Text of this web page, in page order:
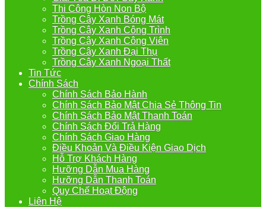
Thi Công Hòn Non Bộ
Trồng Cây Xanh Bóng Mát
Trồng Cây Xanh Công Trình
Trồng Cây Xanh Công Viên
Trồng Cây Xanh Đại Thụ
Trồng Cây Xanh Ngoại Thất
Tin Tức
Chính Sách
Chính Sách Bảo Hành
Chính Sách Bảo Mật Chia Sẻ Thông Tin
Chính Sách Bảo Mật Thanh Toán
Chính Sách Đổi Trả Hàng
Chính Sách Giao Hàng
Điều Khoản Và Điều Kiện Giao Dịch
Hỗ Trợ Khách Hàng
Hưỡng Dẫn Mua Hàng
Hưỡng Dẫn Thanh Toán
Quy Chế Hoạt Động
Liên Hệ